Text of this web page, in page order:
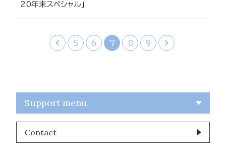
20年末スペシャル」
‹ 5 6 7 8 9 ›
Support menu
Contact